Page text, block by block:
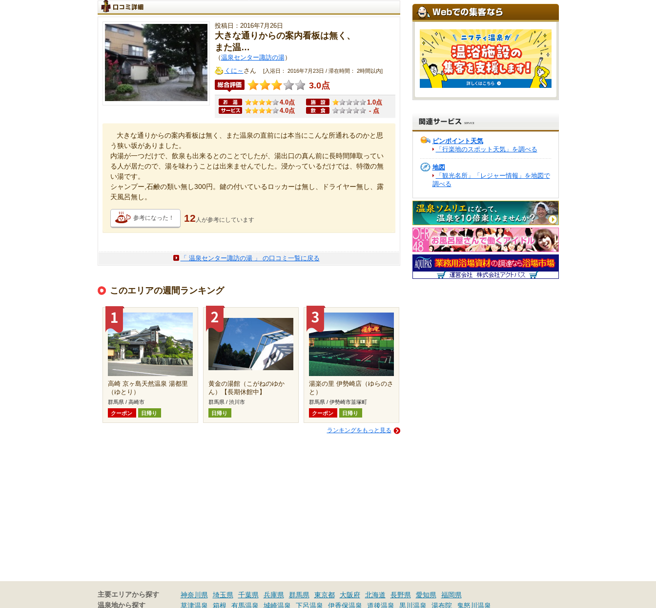
投稿日：2016年7月26日
大きな通りからの案内看板は無く、
また温…
（温泉センター諏訪の湯）
くに～ さん [入浴日： 2016年7月23日 / 滞在時間： 2時間以内]
3.0点
4.0点
1.0点
4.0点
- 点
大きな通りからの案内看板は無く、また温泉の直前には本当にこんな所通れるのかと思
う狭い坂がありました。
内湯が一つだけで、飲泉も出来るとのことでしたが、湯出口の真ん前に長時間陣取ってい
る人が居たので、湯を味わうことは出来ませんでした。浸かっているだけでは、特徴の無
い湯です。
シャンプー,石鹸の類い無し300円。鍵の付いているロッカーは無し、ドライヤー無し、露
天風呂無し。
参考になった！ 12 人が参考にしています
「 温泉センター諏訪の湯 」 の口コミ一覧に戻る
このエリアの週間ランキング
高崎 京ヶ島天然温泉 湯都里
（ゆとり）
群馬県 / 高崎市
クーポン
日帰り
黄金の湯館（こがねのゆか
ん）【長期休館中】
群馬県 / 渋川市
日帰り
湯楽の里 伊勢崎店（ゆらのさ
と）
群馬県 / 伊勢崎市韮塚町
クーポン
日帰り
ランキングをもっと見る
ピンポイント天気
「行楽地のスポット天気」を調べる
地図
「観光名所」「レジャー情報」を地図で
調べる
主要エリアから探す 神奈川県 埼玉県 千葉県 兵庫県 群馬県 東京都 大阪府 北海道 長野県 愛知県 福岡県
温泉地から探す 草津温泉 箱根 有馬温泉 城崎温泉 下呂温泉 伊香保温泉 道後温泉 黒川温泉 湯布院 鬼怒川温泉